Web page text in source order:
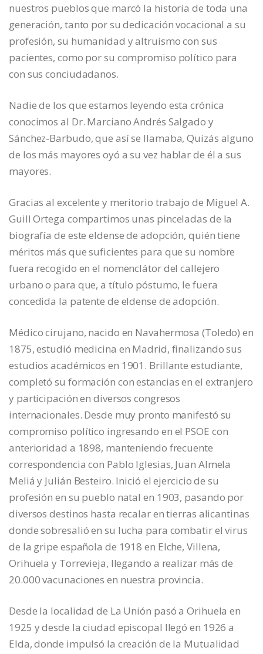
nuestros pueblos que marcó la historia de toda una
generación, tanto por su dedicación vocacional a su
profesión, su humanidad y altruismo con sus
pacientes, como por su compromiso político para
con sus conciudadanos.
Nadie de los que estamos leyendo esta crónica
conocimos al Dr. Marciano Andrés Salgado y
Sánchez-Barbudo, que así se llamaba, Quizás alguno
de los más mayores oyó a su vez hablar de él a sus
mayores.
Gracias al excelente y meritorio trabajo de Miguel A.
Guill Ortega compartimos unas pinceladas de la
biografía de este eldense de adopción, quién tiene
méritos más que suficientes para que su nombre
fuera recogido en el nomenclátor del callejero
urbano o para que, a título póstumo, le fuera
concedida la patente de eldense de adopción.
Médico cirujano, nacido en Navahermosa (Toledo) en
1875, estudió medicina en Madrid, finalizando sus
estudios académicos en 1901. Brillante estudiante,
completó su formación con estancias en el extranjero
y participación en diversos congresos
internacionales. Desde muy pronto manifestó su
compromiso político ingresando en el PSOE con
anterioridad a 1898, manteniendo frecuente
correspondencia con Pablo Iglesias, Juan Almela
Meliá y Julián Besteiro. Inició el ejercicio de su
profesión en su pueblo natal en 1903, pasando por
diversos destinos hasta recalar en tierras alicantinas
donde sobresalió en su lucha para combatir el virus
de la gripe española de 1918 en Elche, Villena,
Orihuela y Torrevieja, llegando a realizar más de
20.000 vacunaciones en nuestra provincia.
Desde la localidad de La Unión pasó a Orihuela en
1925 y desde la ciudad episcopal llegó en 1926 a
Elda, donde impulsó la creación de la Mutualidad